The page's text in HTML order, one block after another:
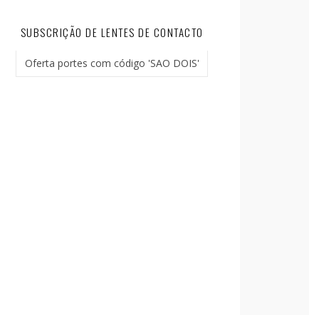
SUBSCRIÇÃO DE LENTES DE CONTACTO
Oferta portes com código 'SAO DOIS'